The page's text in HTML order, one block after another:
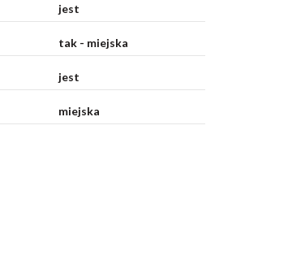
jest
tak - miejska
jest
miejska